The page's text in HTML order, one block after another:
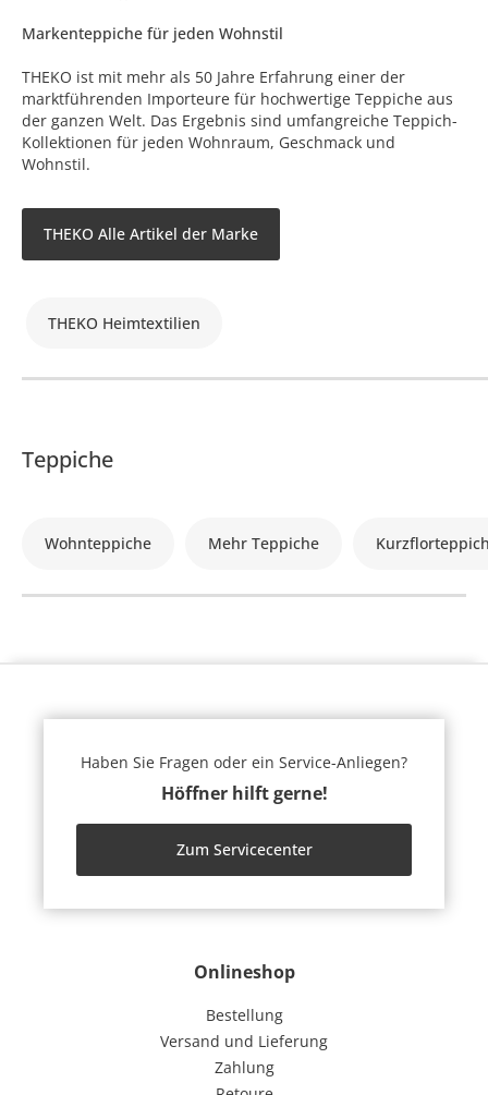
Markenteppiche für jeden Wohnstil
THEKO ist mit mehr als 50 Jahre Erfahrung einer der
marktführenden Importeure für hochwertige Teppiche aus
der ganzen Welt. Das Ergebnis sind umfangreiche Teppich-
Kollektionen für jeden Wohnraum, Geschmack und
Wohnstil.
THEKO Alle Artikel der Marke
THEKO Heimtextilien
Teppiche
Wohnteppiche Mehr Teppiche
Onlineshop
Bestellung
Versand und Lieferung
Zahlung
Haben Sie Fragen oder ein Service-Anliegen?
Höffner hilft gerne!
Zum Servicecenter